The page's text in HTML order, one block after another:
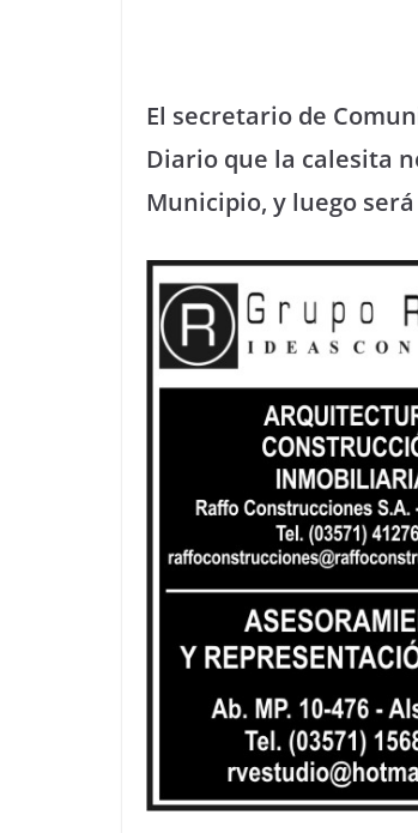
El secretario de
Diario que la calesita
Municipio, y luego